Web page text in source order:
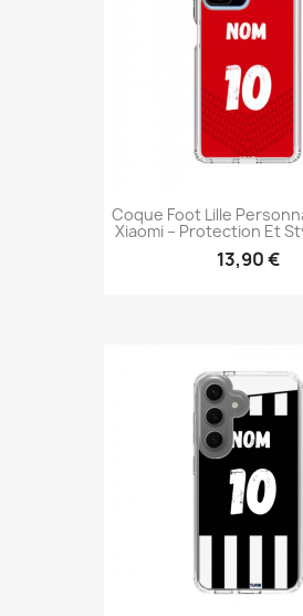
Coque Foot Lille
Xiaomi – Protection Et
13,90 €